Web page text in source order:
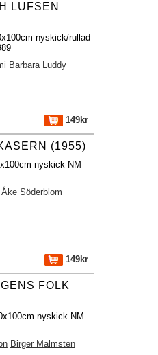
LUFSEN
nyskick/rullad
Barbara Luddy
149kr
(1955)
nyskick NM
Åke Söderblom
149kr
FOLK
nyskick NM
Birger Malmsten